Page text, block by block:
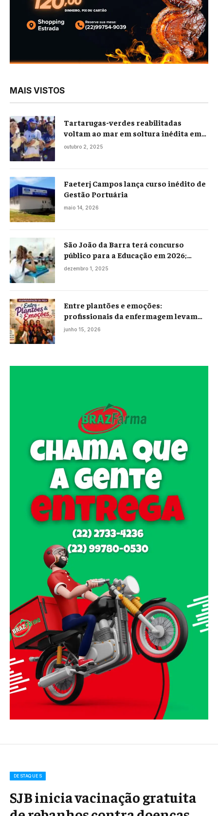
MAIS VISTOS
Tartarugas-verdes reabilitadas
voltam ao mar em soltura inédita em
Praia Seca
outubro 2, 2025
Faeterj Campos lança curso inédito de
Gestão Portuária
maio 14, 2026
São João da Barra terá concurso
público para a Educação em 2026;
projeto já está na Câmara
dezembro 1, 2025
Entre plantões e emoções:
profissionais da enfermagem levam
histórias reais ao palco em Campos
junho 15, 2026
DESTAQUES
SJB inicia vacinação gratuita